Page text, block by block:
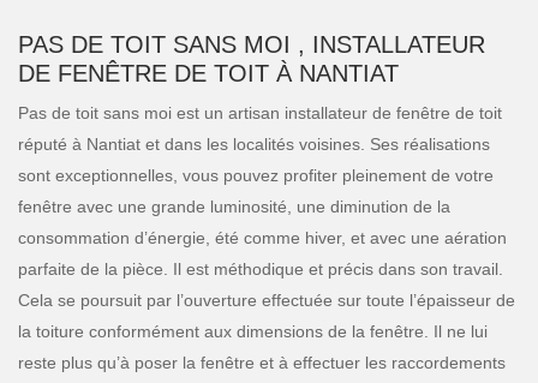
PAS DE TOIT SANS MOI , INSTALLATEUR
DE FENÊTRE DE TOIT À NANTIAT
Pas de toit sans moi est un artisan installateur de fenêtre de toit
réputé à Nantiat et dans les localités voisines. Ses réalisations
sont exceptionnelles, vous pouvez profiter pleinement de votre
fenêtre avec une grande luminosité, une diminution de la
consommation d’énergie, été comme hiver, et avec une aération
parfaite de la pièce. Il est méthodique et précis dans son travail.
Cela se poursuit par l’ouverture effectuée sur toute l’épaisseur de
la toiture conformément aux dimensions de la fenêtre. Il ne lui
reste plus qu’à poser la fenêtre et à effectuer les raccordements